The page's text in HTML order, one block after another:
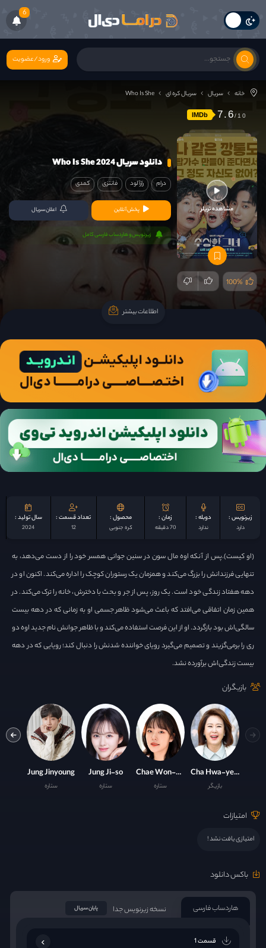
6
ورود/عضویت
خانه سریال سریال کره ای Who Is She
IMDb 7.6
مشاهده تریلر
100%
دانلود سریال Who Is She 2024
درام رازآلود فانتزی کمدی
پخش آنلاین اعلان سریال
زیرنویس و هاردساب فارسی کامل
اطلاعات بیشتر
زیرنویس :
دارد
دوبله :
ندارد
زمان :
70 دقیقه
محصول :
کره جنوبی
تعداد قسمت :
12
سال تولید :
2024
(او کیست).پس از آنکه اوه مال سون در سنین جوانی همسر خود را از دست می‌دهد، به
تنهایی فرزندانش را بزرگ می‌کند و همزمان یک رستوران کوچک را اداره می‌کند. اکنون او در
دهه هفتاد زندگی خود است. یک روز، پس از جر و بحث با دخترش، خانه را ترک می‌کند. در
همین زمان اتفاقی می‌افتد که باعث می‌شود ظاهر جسمی او به زمانی که در دهه بیست
سالگی‌اش بود بازگردد. او از این فرصت استفاده می‌کند و با ظاهر جوانش نام جدید اوه دو
ری را برمی‌گزیند و تصمیم می‌گیرد رویای خواننده شدنش را دنبال کند؛ رویایی که در دهه
بیست زندگی‌اش برآورده نشد.
بازیگران
Cha Hwa-yeon
بازیگر
Chae Won-Bin
ستاره
Jung Ji-so
ستاره
Jung Jinyoung
ستاره
امتیازات
امتیازی یافت نشد !
باکس دانلود
هاردساب فارسی نسخه زیرنویس جدا پایان سریال
قسمت 1